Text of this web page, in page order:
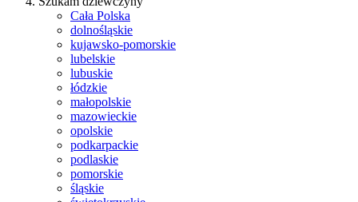
Cała Polska
dolnośląskie
kujawsko-pomorskie
lubelskie
lubuskie
łódzkie
małopolskie
mazowieckie
opolskie
podkarpackie
podlaskie
pomorskie
śląskie